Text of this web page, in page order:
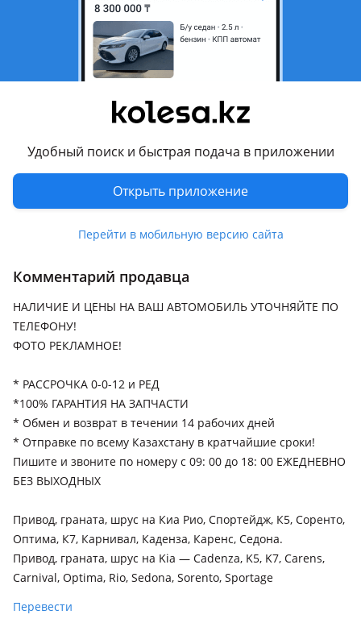
Удобный поиск и быстрая подача в приложении
Открыть приложение
Перейти в мобильную версию сайта
Да
Подходит на авто
2015 - 2021 2 поколение, 2013 - 2015 1 поколение
поколение, 2012 - 2015 1 поколение рестайлинг, 2009 - 2012
Kia Cadenza
2020 - н.в. 2 поколение рестайлинг, 2016 - 2020 2
поколение, 2013 - 2016 1 поколение рестайлинг, 2009 - 2013
1 поколение
2013 - н.в. 4 поколение (RP), 2006 - 2012 3 поколение (UN),
2002 - 2006 2 поколение (FJ)
2020 - н.в. 4 поколение (KA4), 2014 - 2020 3 поколение (YP),
2006 - 2014 2 поколение (VQ), 2002 - 2006 1 поколение
рестайлинг (GQ), 2023 - н.в. 4 поколение рестайлинг (KA4)
Kia Cerato
2021 - н.в. 4 поколение рестайлинг (BD), 2018 - н.в. 4
поколение (BD/BDM), 2016 - 2019 3 поколение рестайлинг
(YD), 2013 - 2016 3 поколение (YD), 2008 - 2013 2 поколение,
поколение (LD)
Показать больше
Комментарий продавца
НАЛИЧИЕ И ЦЕНЫ НА ВАШ АВТОМОБИЛЬ УТОЧНЯЙТЕ ПО
ТЕЛЕФОНУ!
ФОТО РЕКЛАМНОЕ!
* РАССРОЧКА 0-0-12 и РЕД
*100% ГАРАНТИЯ НА ЗАПЧАСТИ
* Обмен и возврат в течении 14 рабочих дней
* Отправкe по всему Казахстану в кратчайшие сроки!
Пишите и звоните по номеру с 09: 00 до 18: 00 ЕЖЕДНЕВНО
БЕЗ ВЫХОДНЫХ
Привод, граната, шрус на Киа Рио, Спортейдж, К5, Соренто,
Оптима, К7, Карнивал, Каденза, Каренс, Седона.
Привод, граната, шрус на Kia — Cadenza, K5, K7, Carens,
Carnival, Optima, Rio, Sedona, Sorento, Sportage
Перевести